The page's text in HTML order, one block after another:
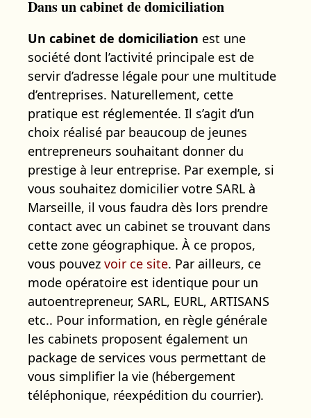
Dans un cabinet de domiciliation
Un cabinet de domiciliation est une
société dont l’activité principale est de
servir d’adresse légale pour une multitude
d’entreprises. Naturellement, cette
pratique est réglementée. Il s’agit d’un
choix réalisé par beaucoup de jeunes
entrepreneurs souhaitant donner du
prestige à leur entreprise. Par exemple, si
vous souhaitez domicilier votre SARL à
Marseille, il vous faudra dès lors prendre
contact avec un cabinet se trouvant dans
cette zone géographique. À ce propos,
vous pouvez voir ce site. Par ailleurs, ce
mode opératoire est identique pour un
autoentrepreneur, SARL, EURL, ARTISANS
etc.. Pour information, en règle générale
les cabinets proposent également un
package de services vous permettant de
vous simplifier la vie (hébergement
téléphonique, réexpédition du courrier).